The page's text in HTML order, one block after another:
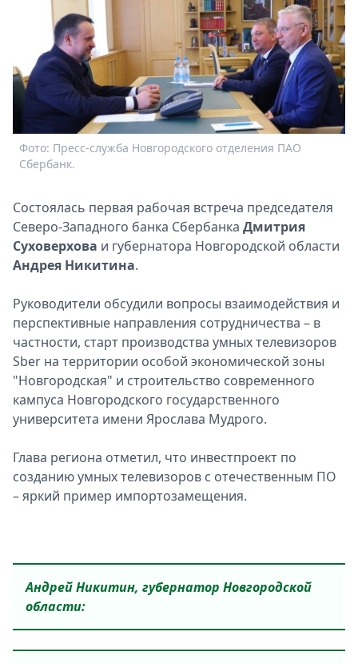
2026
Скачай
Metro
Фото: Пресс-служба Новгородского отделения ПАО
Сбербанк.
Состоялась первая рабочая встреча председателя
Северо-Западного банка Сбербанка Дмитрия
Суховерхова и губернатора Новгородской области
Андрея Никитина.
Руководители обсудили вопросы взаимодействия и
перспективные направления сотрудничества – в
частности, старт производства умных телевизоров
Sber на территории особой экономической зоны
"Новгородская" и строительство современного
кампуса Новгородского государственного
университета имени Ярослава Мудрого.
Глава региона отметил, что инвестпроект по
созданию умных телевизоров с отечественным ПО
– яркий пример импортозамещения.
Андрей Никитин, губернатор Новгородской
области: